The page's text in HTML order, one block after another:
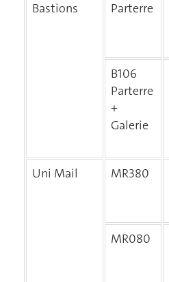
Bastions
Parterre
B106
Parterre
+
Galerie
Uni Mail
MR380
MR080